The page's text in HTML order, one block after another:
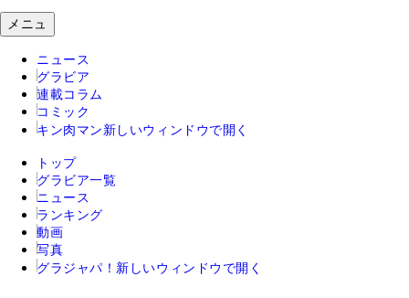
メニュ
ニュース
グラビア
連載コラム
コミック
キン肉マン 新しいウィンドウで開く
トップ
グラビア一覧
ニュース
ランキング
動画
写真
グラジャパ！ 新しいウィンドウで開く